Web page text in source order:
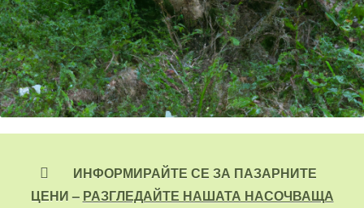
ИНФОРМИРАЙТЕ СЕ ЗА ПАЗАРНИТЕ
ЦЕНИ – РАЗГЛЕДАЙТЕ НАШАТА НАСОЧВАЩА